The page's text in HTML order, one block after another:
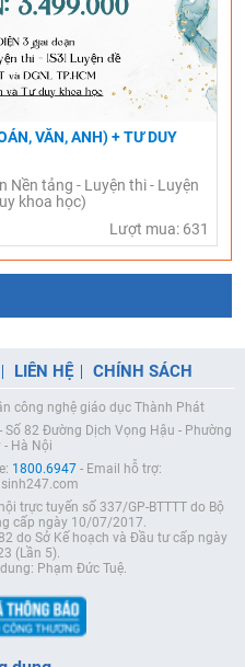
VĂN, ANH) + TƯ DUY
Nền tảng - Luyện thi - Luyện
khoa học)
Lượt mua: 631
LIÊN HỆ CHÍNH SÁCH
công nghệ giáo dục Thành Phát
82 Đường Dịch Vọng Hậu - Phường
- Hà Nội
1800.6947- Email hỗ trợ:
trực tuyến số 337/GP-BTTTT do Bộ
cấp ngày 10/07/2017.
do Sở Kế hoạch và Đầu tư cấp ngày
(Lần 5).
Phạm Đức Tuệ.